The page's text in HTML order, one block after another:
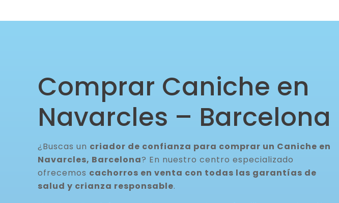
Comprar Caniche en
Navarcles – Barcelona
¿Buscas un criador de confianza para comprar un Caniche en
Navarcles, Barcelona? En nuestro centro especializado
ofrecemos cachorros en venta con todas las garantías de
salud y crianza responsable.